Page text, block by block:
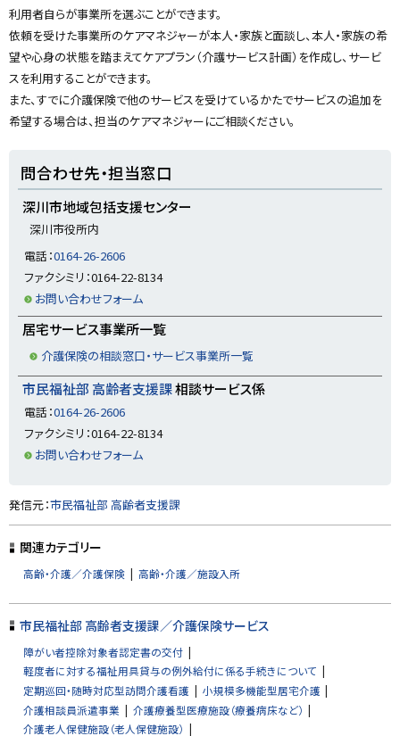
プ
に
戻
る
利用者自らが事業所を選ぶことができます。
依頼を受けた事業所のケアマネジャーが本人・家族と面談し、本人・家族の希
望や心身の状態を踏まえてケアプラン（介護サービス計画）を作成し、サービ
スを利用することができます。
また、すでに介護保険で他のサービスを受けているかたでサービスの追加を
希望する場合は、担当のケアマネジャーにご相談ください。
問合わせ先・担当窓口
深川市地域包括支援センター
深川市役所内
電話：0164-26-2606
ファクシミリ：0164-22-8134
お問い合わせフォーム
居宅サービス事業所一覧
介護保険の相談窓口・サービス事業所一覧
市民福祉部 高齢者支援課相談サービス係
電話：0164-26-2606
ファクシミリ：0164-22-8134
お問い合わせフォーム
ト
ッ
プ
る
発信元：市民福祉部 高齢者支援課
関連カテゴリー
高齢・介護／介護保険 高齢・介護／施設入所
市民福祉部 高齢者支援課／介護保険サービス
障がい者控除対象者認定書の交付
軽度者に対する福祉用具貸与の例外給付に係る手続きについて
定期巡回・随時対応型訪問介護看護
小規模多機能型居宅介護
介護相談員派遣事業
介護療養型医療施設（療養病床など）
介護老人保健施設（老人保健施設）